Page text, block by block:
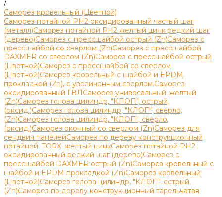
/
Саморез кровельный (Цветной)
Саморез потайной PH2 оксидированный частый шаг
(металл)Саморез потайной РН2 желтый цинк редкий шаг
(дерево)Саморез с прессшайбой острый (Zn)Саморез с
прессшайбой со сверлом (Zn)Саморез с прессшайбой
DAXMER со сверлом (Zn)Саморез с прессшайбой острый
(Цветной)Саморез с прессшайбой со сверлом
(Цветной)Саморез кровельный с шайбой и EPDM
прокладкой (Zn), с увеличенным сверлом.Саморез
оксидированный ГВЛСаморез унивесальный, желтый
(Zn)Саморез голова цилиндр, "КЛОП", острый,
(оксид.)Саморез голова цилиндр, "КЛОП", сверло,
(Zn)Саморез голова цилиндр, "КЛОП", сверло,
(оксид.)Саморез оконный со сверлом (Zn)Саморез для
сендвич панелейСаморез по дереву конструкционный
потайной, TORX, желтый цинкСаморез потайной PH2
оксидированный редкий шаг (дерево)Саморез с
прессшайбой DAXMER острый (Zn)Саморез кровельный с
шайбой и EPDM прокладкой (Zn)Саморез кровельный
(Цветной)Саморез голова цилиндр, "КЛОП", острый,
(Zn)Саморез по дереву конструкционный тарельчатая